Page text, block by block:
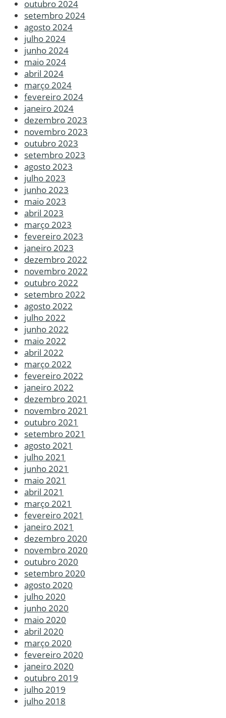
outubro 2024
setembro 2024
agosto 2024
julho 2024
junho 2024
maio 2024
abril 2024
março 2024
fevereiro 2024
janeiro 2024
dezembro 2023
novembro 2023
outubro 2023
setembro 2023
agosto 2023
julho 2023
junho 2023
maio 2023
abril 2023
março 2023
fevereiro 2023
janeiro 2023
dezembro 2022
novembro 2022
outubro 2022
setembro 2022
agosto 2022
julho 2022
junho 2022
maio 2022
abril 2022
março 2022
fevereiro 2022
janeiro 2022
dezembro 2021
novembro 2021
outubro 2021
setembro 2021
agosto 2021
julho 2021
junho 2021
maio 2021
abril 2021
março 2021
fevereiro 2021
janeiro 2021
dezembro 2020
novembro 2020
outubro 2020
setembro 2020
agosto 2020
julho 2020
junho 2020
maio 2020
abril 2020
março 2020
fevereiro 2020
janeiro 2020
outubro 2019
julho 2019
julho 2018